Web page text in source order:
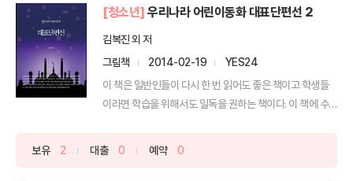
[청소년] 우리나라 어린이동화 대표단편선 2
김복진 외 저
그림책
2014-02-19
YES24
이 책은 일반인들이 다시 한 번 읽어도 좋은 책이고 학생들
이라면 학습을 위해서도 일독을 권하는 책이다. 이 책에 수
보유 2 대출 0 예약 0